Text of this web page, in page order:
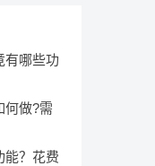
有哪些功
何做?需
能？花费